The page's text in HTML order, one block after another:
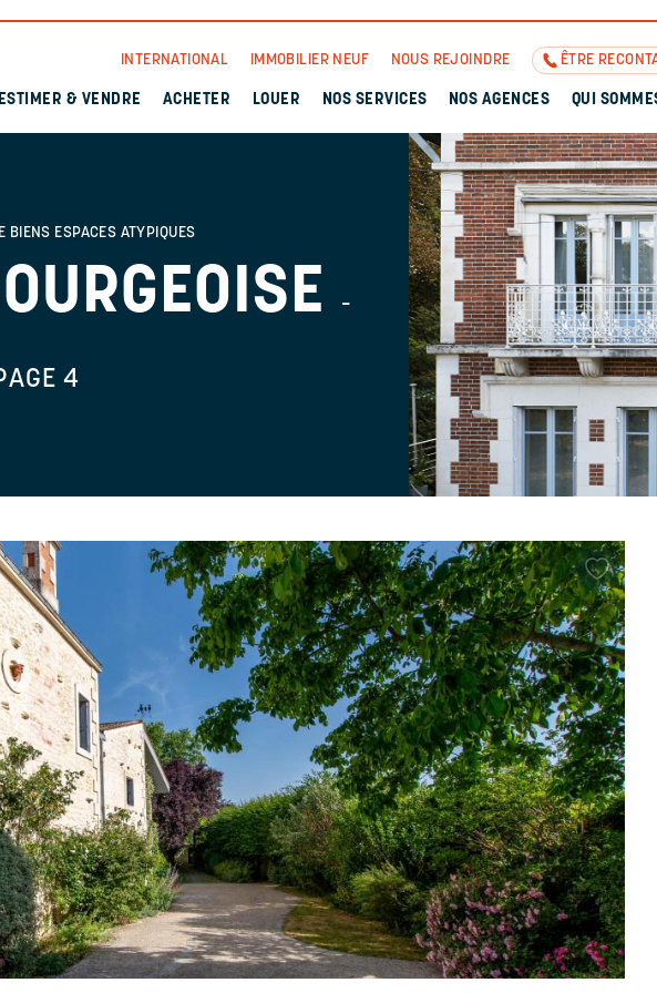
INTERNATIONAL IMMOBILIER NEUF NOUS REJOINDRE ÊTRE
ESTIMER & VENDRE ACHETER LOUER NOS SERVICES NOS AGENCES QUI
BIENS ESPACES ATYPIQUES
-
4